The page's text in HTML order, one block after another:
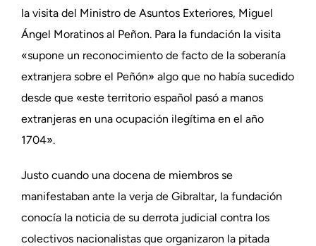
la visita del Ministro de Asuntos Exteriores, Miguel
Ángel Moratinos al Peñon. Para la fundación la visita
«supone un reconocimiento de facto de la soberanía
extranjera sobre el Peñón» algo que no había sucedido
desde que «este territorio español pasó a manos
extranjeras en una ocupación ilegítima en el año
1704».
Justo cuando una docena de miembros se
manifestaban ante la verja de Gibraltar, la fundación
conocía la noticia de su derrota judicial contra los
colectivos nacionalistas que organizaron la pitada